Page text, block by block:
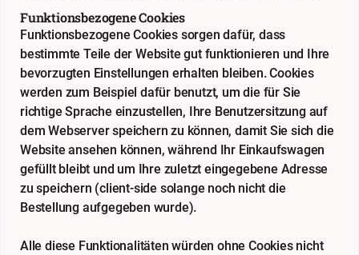
Funktionsbezogene Cookies
Funktionsbezogene Cookies sorgen dafür, dass
bestimmte Teile der Website gut funktionieren und Ihre
bevorzugten Einstellungen erhalten bleiben. Cookies
werden zum Beispiel dafür benutzt, um die für Sie
richtige Sprache einzustellen, Ihre Benutzersitzung auf
dem Webserver speichern zu können, damit Sie sich die
Website ansehen können, während Ihr Einkaufswagen
gefüllt bleibt und um Ihre zuletzt eingegebene Adresse
zu speichern (client-side solange noch nicht die
Bestellung aufgegeben wurde).
Alle diese Funktionalitäten würden ohne Cookies nicht